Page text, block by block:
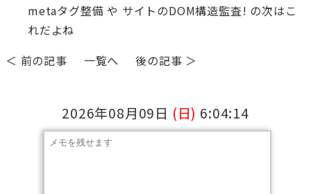
metaタグ整備 や サイトのDOM構造監査! の次はこ
れだよね
＜ 前の記事
一覧へ 後の記事 ＞
2026年08月09日 (日) 6:04:15